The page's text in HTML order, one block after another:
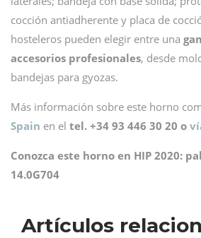
cocción antiadherente y placa de
hosteleros pueden elegir entre una
accesorios profesionales, desde
bandejas para gyozas.
Más información sobre este horno
Spain en el tel. +34 93 446 30 20 o
Conozca este horno en HIP 2020:
14.0G704
Artículos